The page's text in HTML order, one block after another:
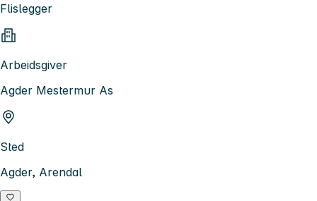
Flislegger
Arbeidsgiver
Agder Mestermur As
Sted
Agder, Arendal